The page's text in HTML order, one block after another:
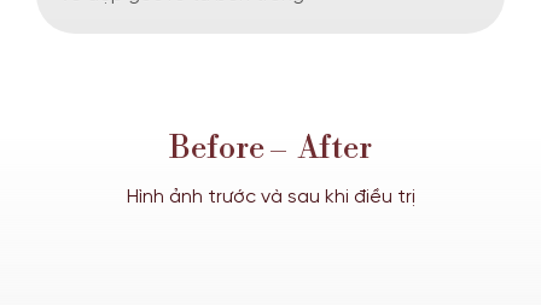
Before – After
Hình ảnh trước và sau khi điều trị